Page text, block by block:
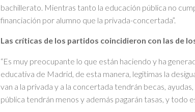
bachillerato. Mientras tanto la educación pública no
financiación por alumno que la privada-concertada”.
Las críticas de los partidos coincidieron con las de
“Es muy preocupante lo que están haciendo y ha
educativa de Madrid, de esta manera, legitimas la
van a la privada y a la concertada tendrán becas,
pública tendrán menos y además pagarán tasas, y todo